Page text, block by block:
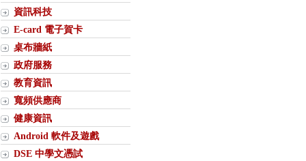
資訊科技
E-card 電子賀卡
桌布牆紙
政府服務
教育資訊
寬頻供應商
健康資訊
Android 軟件及遊戲
DSE 中學文憑試